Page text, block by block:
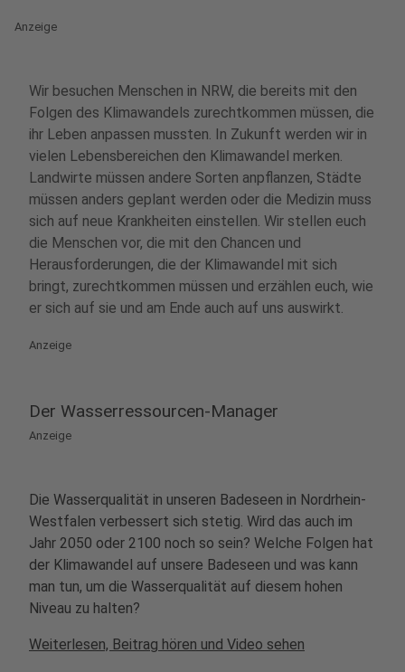
Anzeige
Wir besuchen Menschen in NRW, die bereits mit den
Folgen des Klimawandels zurechtkommen müssen, die
ihr Leben anpassen mussten. In Zukunft werden wir in
vielen Lebensbereichen den Klimawandel merken.
Landwirte müssen andere Sorten anpflanzen, Städte
müssen anders geplant werden oder die Medizin muss
sich auf neue Krankheiten einstellen. Wir stellen euch
die Menschen vor, die mit den Chancen und
Herausforderungen, die der Klimawandel mit sich
bringt, zurechtkommen müssen und erzählen euch, wie
er sich auf sie und am Ende auch auf uns auswirkt.
Anzeige
Der Wasserressourcen-Manager
Anzeige
Die Wasserqualität in unseren Badeseen in Nordrhein-
Westfalen verbessert sich stetig. Wird das auch im
Jahr 2050 oder 2100 noch so sein? Welche Folgen hat
der Klimawandel auf unsere Badeseen und was kann
man tun, um die Wasserqualität auf diesem hohen
Niveau zu halten?
Weiterlesen, Beitrag hören und Video sehen